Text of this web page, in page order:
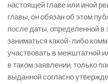
настоящей главе или иной
главы, он обязан об этом
после даты, определенной в
заниматься какой-либо
участвовать в межштатной
в таком заявлении, только
выданной согласно